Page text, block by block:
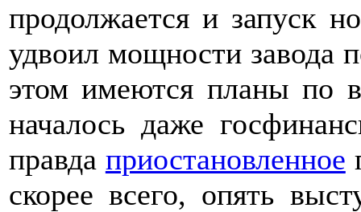
продолжается и запуск
удвоил мощности завода
этом имеются планы по
началось даже
правда приостановленное
скорее всего, опять